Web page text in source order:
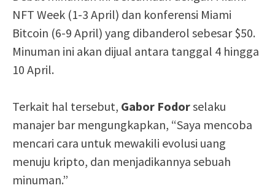
NFT Week (1-3 April) dan konferensi Miami
Bitcoin (6-9 April) yang dibanderol sebesar $50.
Minuman ini akan dijual antara tanggal 4 hingga
10 April.
Terkait hal tersebut, Gabor Fodorselaku
manajer bar mengungkapkan, “Saya mencoba
mencari cara untuk mewakili evolusi uang
menuju kripto, dan menjadikannya sebuah
minuman.”